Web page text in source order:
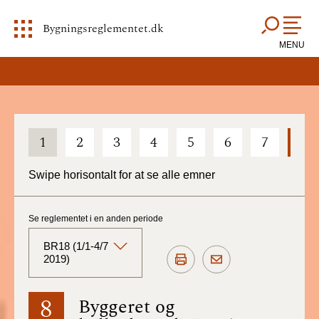
Bygningsreglementet.dk
MENU
1 2 3 4 5 6 7
Swipe horisontalt for at se alle emner
8 Byggeret og
Se reglementet i en anden periode
BR18 (1/1-4/7
2019)
BR18 (Aktuelt)